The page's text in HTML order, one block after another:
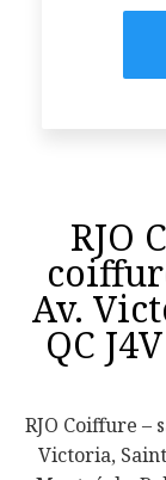
RJO
Av.
QC
RJO Coiffure –
Victoria,